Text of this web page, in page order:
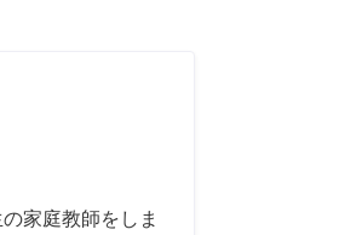
家庭教師をしま